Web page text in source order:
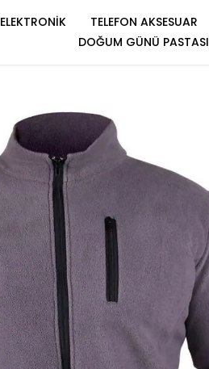
ELEKTRONİK TELEFON AKSESUAR
DOĞUM GÜNÜ PASTASI